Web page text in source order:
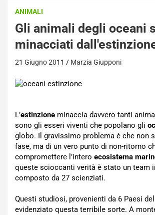
ANIMALI
Gli animali degli oceani
minacciati
21 Giugno 2011 Marzia Giupponi
L’estinzione minaccia davvero tanti
sono gli esseri viventi che popolano gli
globo. Il gravissimo problema è che non
fase, ma di un vero punto di non-ritorno
compromettere l’intero ecosistema
queste scioccanti verità è stato un team
composto da 27 scienziati.
Questi studiosi, provenienti da 6 Paesi
evidenziato questa terribile sorte. A